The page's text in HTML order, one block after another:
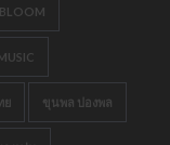
ย ขุนพล ปองพล